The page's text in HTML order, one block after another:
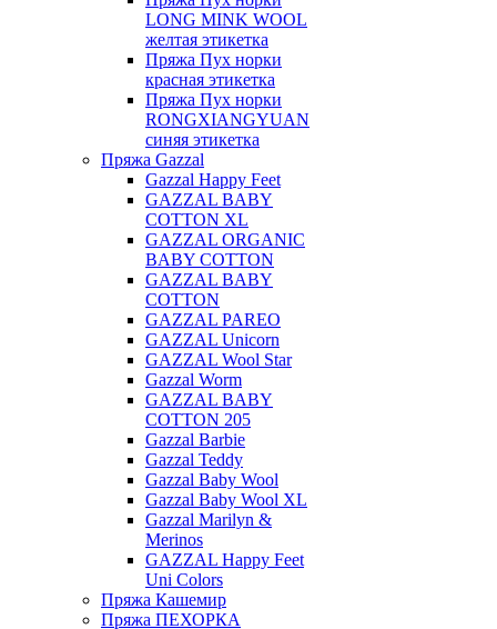
LONG MINK WOOL
желтая этикетка
Пряжа Пух норки
красная этикетка
Пряжа Пух норки
RONGXIANGYUAN
синяя этикетка
Пряжа Gazzal
Gazzal Happy Feet
GAZZAL BABY
COTTON XL
GAZZAL ORGANIC
BABY COTTON
GAZZAL BABY
COTTON
GAZZAL PAREO
GAZZAL Unicorn
GAZZAL Wool Star
Gazzal Worm
GAZZAL BABY
COTTON 205
Gazzal Barbie
Gazzal Teddy
Gazzal Baby Wool
Gazzal Baby Wool XL
Gazzal Marilyn &
Merinos
GAZZAL Happy Feet
Uni Colors
Пряжа Кашемир
Пряжа ПЕХОРКА